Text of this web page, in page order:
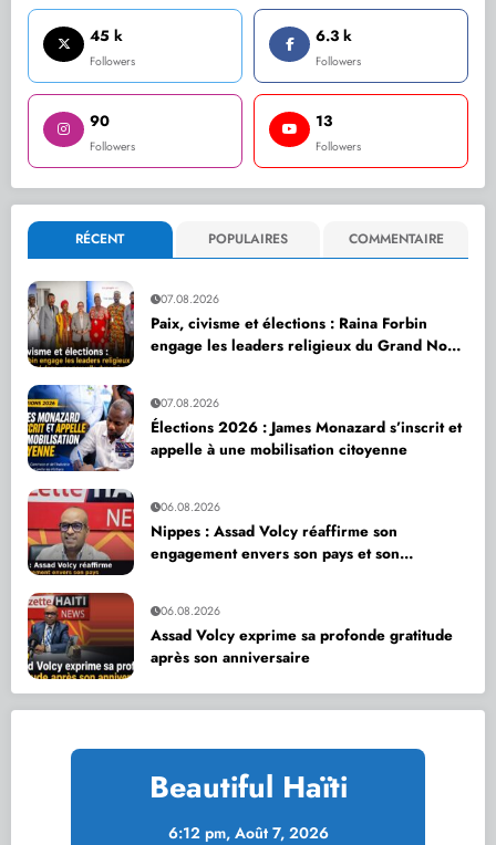
45 k
Followers
6.3 k
Followers
90
Followers
13
Followers
RÉCENT POPULAIRES COMMENTAIRE
07.08.2026
Paix, civisme et élections : Raina Forbin
engage les leaders religieux du Grand Nord
07.08.2026
Élections 2026 : James Monazard s’inscrit et
appelle à une mobilisation citoyenne
06.08.2026
Nippes : Assad Volcy réaffirme son
engagement envers son pays et son
06.08.2026
Assad Volcy exprime sa profonde gratitude
après son anniversaire
Beautiful Haïti
6:12 pm, Août 7, 2026